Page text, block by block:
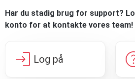
Har du stadig brug for support?
konto for at kontakte vores team!
login Log på